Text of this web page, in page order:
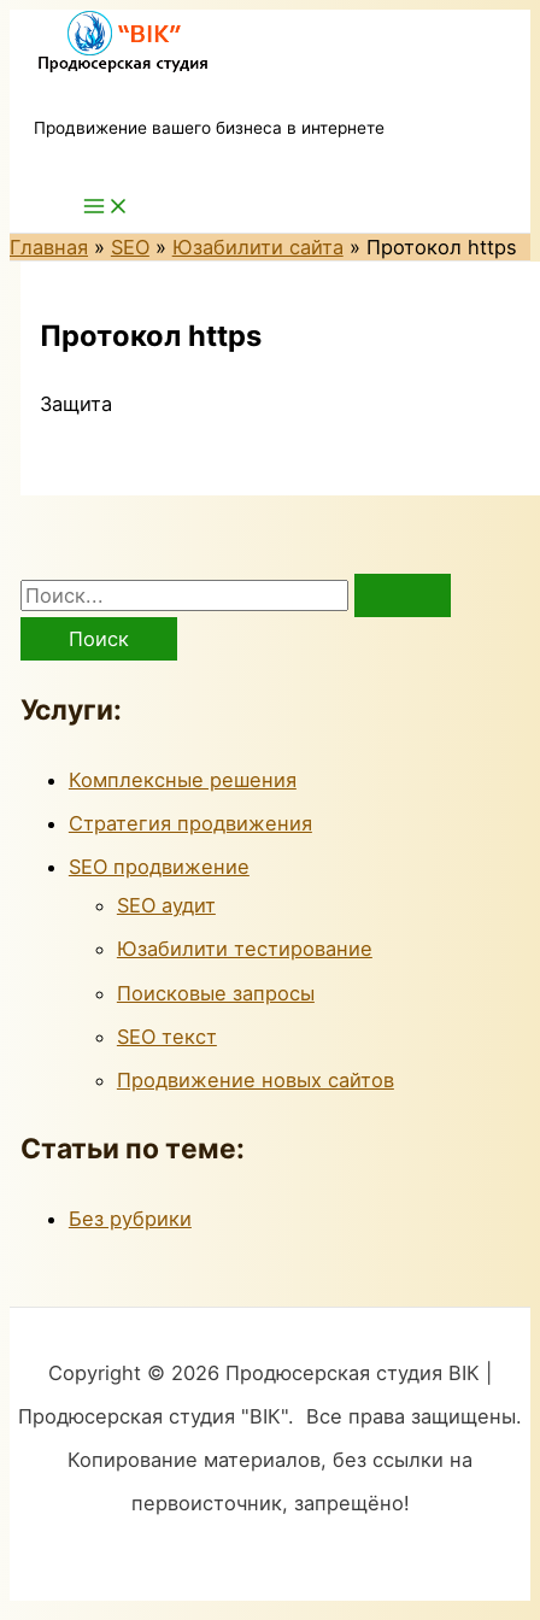
Перейти
Продвижение вашего бизнеса в интернете
Главная SEO Юзабилити сайта Протокол https
Услуги:
Комплексные решения
Стратегия продвижения
SEO продвижение
SEO аудит
Юзабилити тестирование
Поисковые запросы
SEO текст
Продвижение новых сайтов
Статьи по теме:
Без рубрики
Протокол https
Защита
Copyright © 2026 Продюсерская студия ВІК |
Продюсерская студия "ВІК". Все права защищены.
Копирование материалов, без ссылки на
первоисточник, запрещёно!